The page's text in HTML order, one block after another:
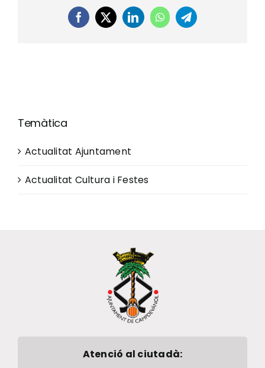
Facebook
X LinkedInWhatsAppTelegram
Temàtica
Actualitat Ajuntament
Actualitat Cultura i Festes
Atenció al ciutadà: